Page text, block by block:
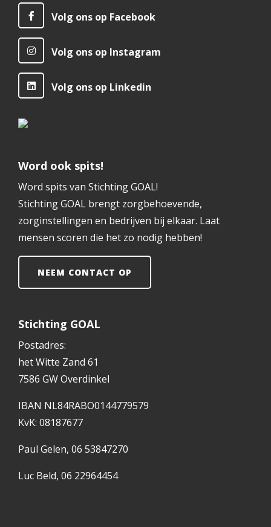
Volg ons op Facebook
Volg ons op Instagram
Volg ons op Linkedin
Word ook spits!
Word spits van Stichting GOAL!
Stichting GOAL brengt zorgbehoevende,
zorginstellingen en bedrijven bij elkaar. Laat
mensen scoren die het zo nodig hebben!
NEEM CONTACT OP
Stichting GOAL
Postadres:
het Witte Zand 61
7586 GW Overdinkel
IBAN NL84RABO0144779579
KvK: 08187677
Paul Gelen, 06 53847270
Luc Beld, 06 22964454